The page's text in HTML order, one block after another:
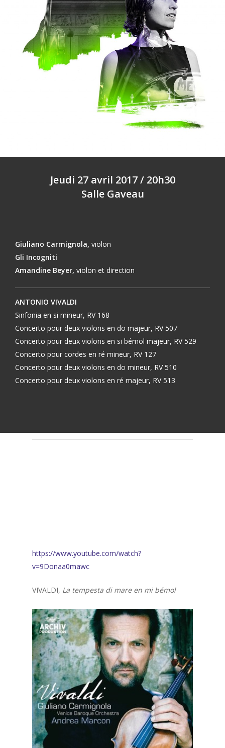
Jeudi 27 avril 2017 / 20h30
Salle Gaveau
Giuliano Carmignola,violon
Gli Incogniti
Amandine Beyer,violon et direction
ANTONIO VIVALDI
Sinfonia en si mineur, RV 168
Concerto pour deux violons en do majeur, RV 507
Concerto pour deux violons en si bémol majeur, RV 529
Concerto pour cordes en ré mineur, RV 127
Concerto pour deux violons en do mineur, RV 510
Concerto pour deux violons en ré majeur, RV 513
https://www.youtube.com/watch?
v=9Donaa0mawc
VIVALDI, La tempesta di mare en mi bémol